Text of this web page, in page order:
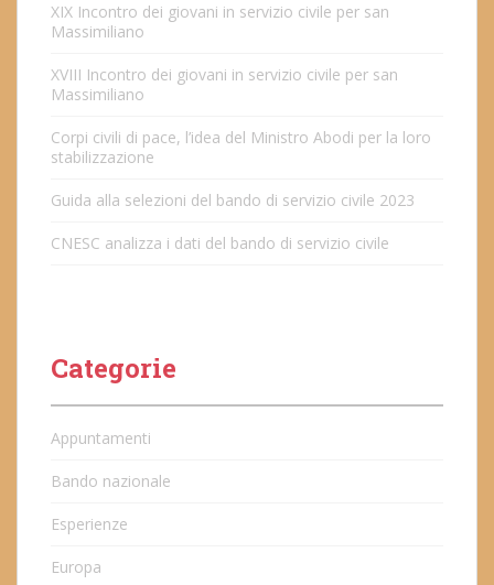
XIX Incontro dei giovani in servizio civile per san
Massimiliano
XVIII Incontro dei giovani in servizio civile per san
Massimiliano
Corpi civili di pace, l’idea del Ministro Abodi per la loro
stabilizzazione
Guida alla selezioni del bando di servizio civile 2023
CNESC analizza i dati del bando di servizio civile
Categorie
Appuntamenti
Bando nazionale
Esperienze
Europa